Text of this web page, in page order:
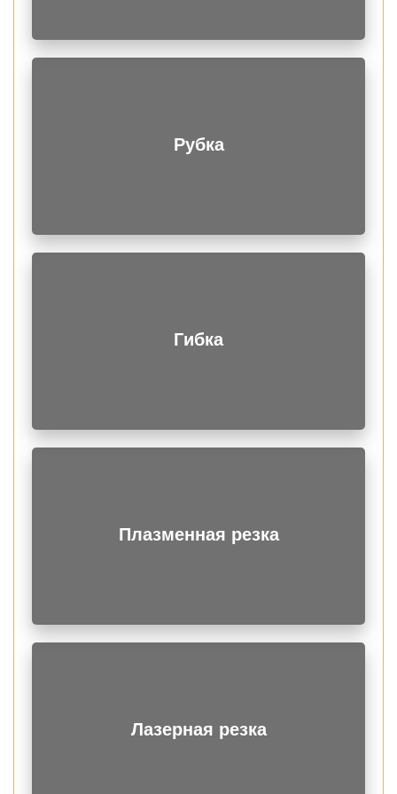
Рубка
Гибка
Плазменная резка
Лазерная резка